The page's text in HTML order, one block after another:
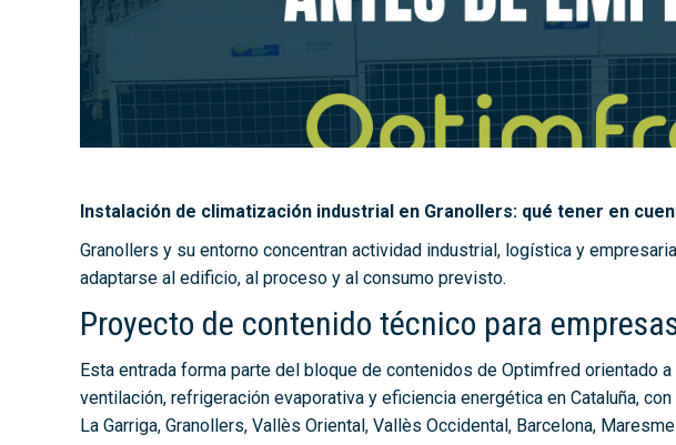
Instalación de climatización industrial en Granollers: qué tener en
Granollers y su entorno concentran actividad industrial, logística y
adaptarse al edificio, al proceso y al consumo previsto.
Proyecto de contenido técnico para
Esta entrada forma parte del bloque de contenidos de Optimfred orientado
ventilación, refrigeración evaporativa y eficiencia energética en Cataluña,
La Garriga, Granollers, Vallès Oriental, Vallès Occidental, Barcelona,